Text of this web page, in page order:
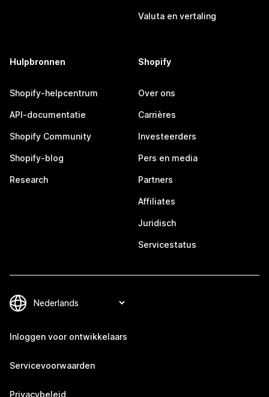
Valuta en vertaling
Hulpbronnen
Shopify-helpcentrum
API-documentatie
Shopify Community
Shopify-blog
Research
Shopify
Over ons
Carrières
Investeerders
Pers en media
Partners
Affiliates
Juridisch
Servicestatus
Inloggen voor ontwikkelaars
Servicevoorwaarden
Privacybeleid